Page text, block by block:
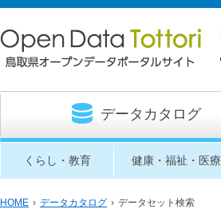
データカタログ
くらし・教育 健康・福祉・医療
HOME › データカタログ › データセット検索